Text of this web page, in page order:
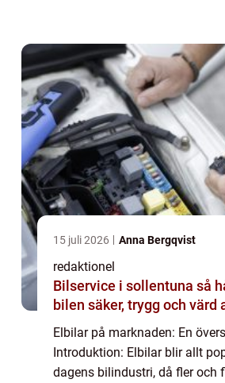
markna...
15 juli 2026 Anna Bergqvist
redaktionel
Bilservice i sollentuna så håller du
bilen säker, trygg och värd
Elbilar på marknaden: En
Introduktion: Elbilar blir allt
dagens bilindustri, då fler och